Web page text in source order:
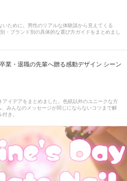
ために。男性のリアルな体験談から見えてくる
・ブランド別の具体的な選び方ガイドをまとめまし
業・退職の先輩へ贈る感動デザイン シーン
イデアをまとめました。色紙以外のユニークな方
みんなのメッセージが同じにならないコツまで解
き。